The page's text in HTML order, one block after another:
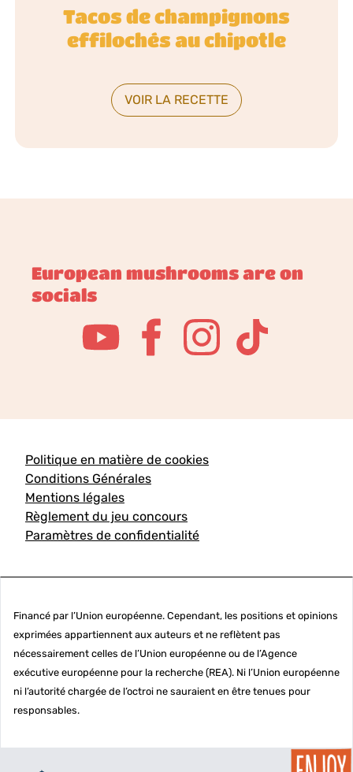
Tacos de champignons
effilochés au chipotle
VOIR LA RECETTE
European mushrooms are on
socials
Politique en matière de cookies
Conditions Générales
Mentions légales
Règlement du jeu concours
Paramètres de confidentialité
Financé par l’Union européenne. Cependant, les positions et opinions
exprimées appartiennent aux auteurs et ne reflètent pas
nécessairement celles de l’Union européenne ou de l’Agence
exécutive européenne pour la recherche (REA). Ni l’Union européenne
ni l’autorité chargée de l’octroi ne sauraient en être tenues pour
responsables.